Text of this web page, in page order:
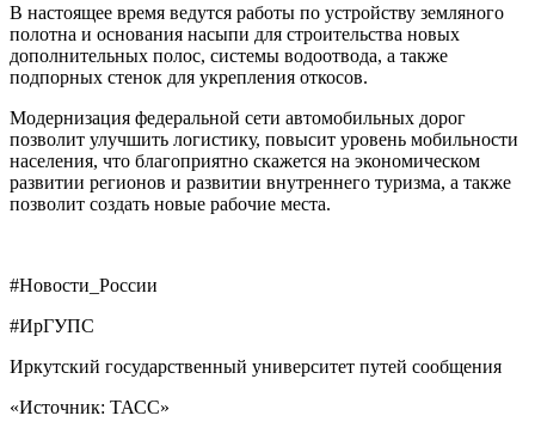
В настоящее время ведутся работы по устройству земляного
полотна и основания насыпи для строительства новых
дополнительных полос, системы водоотвода, а также
подпорных стенок для укрепления откосов.
Модернизация федеральной сети автомобильных дорог
позволит улучшить логистику, повысит уровень мобильности
населения, что благоприятно скажется на экономическом
развитии регионов и развитии внутреннего туризма, а также
позволит создать новые рабочие места.
#Новости_России
#ИрГУПС
Иркутский государственный университет путей сообщения
«Источник: ТАСС»